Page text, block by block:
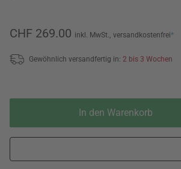
CHF 269.00 inkl. MwSt., versandkostenfrei*
Gewöhnlich versandfertig in: 2 bis 3 Wochen
In den Warenkorb